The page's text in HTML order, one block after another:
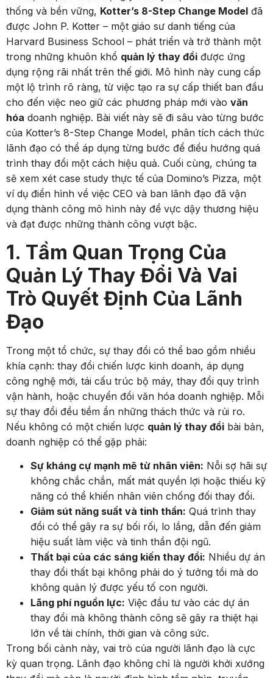
thống và bền vững, Kotter’s 8-Step Change Model đã
được John P. Kotter – một giáo sư danh tiếng của
Harvard Business School – phát triển và trở thành một
trong những khuôn khổ quản lý thay đổi được ứng
dụng rộng rãi nhất trên thế giới. Mô hình này cung cấp
một lộ trình rõ ràng, từ việc tạo ra sự cấp thiết ban đầu
cho đến việc neo giữ các phương pháp mới vào văn
hóa doanh nghiệp. Bài viết này sẽ đi sâu vào từng bước
của Kotter’s 8-Step Change Model, phân tích cách thức
lãnh đạo có thể áp dụng từng bước để điều hướng quá
trình thay đổi một cách hiệu quả. Cuối cùng, chúng ta
sẽ xem xét case study thực tế của Domino’s Pizza, một
ví dụ điển hình về việc CEO và ban lãnh đạo đã vận
dụng thành công mô hình này để vực dậy thương hiệu
và đạt được những thành công vượt bậc.
1. Tầm Quan Trọng Của
Quản Lý Thay Đổi Và Vai
Trò Quyết Định Của Lãnh
Đạo
Trong một tổ chức, sự thay đổi có thể bao gồm nhiều
khía cạnh: thay đổi chiến lược kinh doanh, áp dụng
công nghệ mới, tái cấu trúc bộ máy, thay đổi quy trình
vận hành, hoặc chuyển đổi văn hóa doanh nghiệp. Mỗi
sự thay đổi đều tiềm ẩn những thách thức và rủi ro.
Nếu không có một chiến lược quản lý thay đổi bài bản,
doanh nghiệp có thể gặp phải:
Sự kháng cự mạnh mẽ từ nhân viên: Nỗi sợ hãi sự
không chắc chắn, mất mát quyền lợi hoặc thiếu kỹ
năng có thể khiến nhân viên chống đối thay đổi.
Giảm sút năng suất và tinh thần: Quá trình thay
đổi có thể gây ra sự bối rối, lo lắng, dẫn đến giảm
hiệu suất làm việc và tinh thần đội ngũ.
Thất bại của các sáng kiến thay đổi: Nhiều dự án
thay đổi thất bại không phải do ý tưởng tồi mà do
không quản lý được yếu tố con người.
Lãng phí nguồn lực: Việc đầu tư vào các dự án
thay đổi mà không thành công sẽ gây ra thiệt hại
lớn về tài chính, thời gian và công sức.
Trong bối cảnh này, vai trò của người lãnh đạo là cực
kỳ quan trọng. Lãnh đạo không chỉ là người khởi xướng